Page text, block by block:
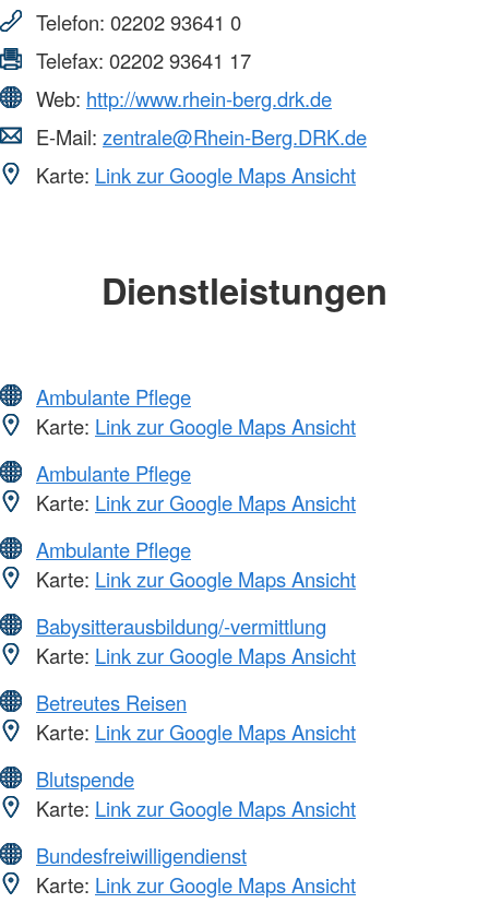
Telefon: 02202 93641 0
Telefax: 02202 93641 17
Web: http://www.rhein-berg.drk.de
E-Mail: zentrale@Rhein-Berg.DRK.de
Karte: Link zur Google Maps Ansicht
Dienstleistungen
Ambulante Pflege
Karte: Link zur Google Maps Ansicht
Ambulante Pflege
Karte: Link zur Google Maps Ansicht
Ambulante Pflege
Karte: Link zur Google Maps Ansicht
Babysitterausbildung/-vermittlung
Karte: Link zur Google Maps Ansicht
Betreutes Reisen
Karte: Link zur Google Maps Ansicht
Blutspende
Karte: Link zur Google Maps Ansicht
Bundesfreiwilligendienst
Karte: Link zur Google Maps Ansicht